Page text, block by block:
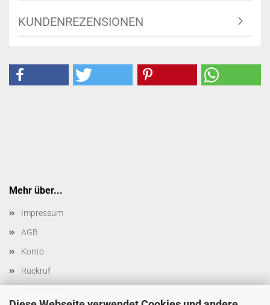
KUNDENREZENSIONEN
Mehr über...
Impressum
AGB
Konto
Rückruf